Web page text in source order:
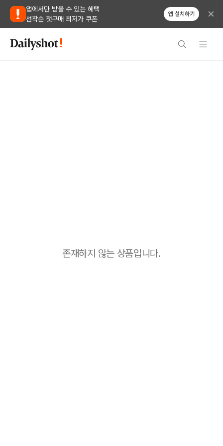
앱에서만 받을 수 있는 혜택
선착순 첫구매 최저가 쿠폰
앱 설치하기
존재하지 않는 상품입니다.